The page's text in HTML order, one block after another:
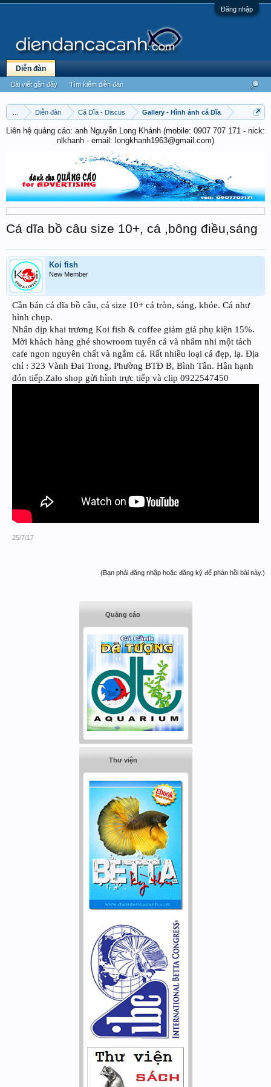
Đăng nhập
Diễn đàn Cá Dĩa - Discus Gallery - Hình ảnh cá Dĩa
Liên hệ quảng cáo: anh Nguyễn Long Khánh (mobile: 0907 707 171 - nick:
nlkhanh - email: longkhanh1963@gmail.com)
Cá dĩa bồ câu size 10+, cá ,bông điều,sáng
Koi fish
New Member
Cần bán cá dĩa bồ câu, cá size 10+ cá tròn, sáng, khỏe. Cá như
hình chụp.
Nhân dịp khai trương Koi fish & coffee giảm giá phụ kiện 15%.
Mời khách hàng ghé showroom tuyển cá và nhâm nhi một tách
cafe ngon nguyên chất và ngắm cá. Rất nhiều loại cá đẹp, lạ. Địa
chỉ : 323 Vành Đai Trong, Phường BTĐ B, Bình Tân. Hân hạnh
đón tiếp.Zalo shop gửi hình trực tiếp và clip 0922547450
25/7/17
(Bạn phải đăng nhập hoặc đăng ký để phản hồi bài này.)
Quảng cáo
Thư viện
Diễn đàn
Bài viết gần đây Tìm kiếm diễn đàn